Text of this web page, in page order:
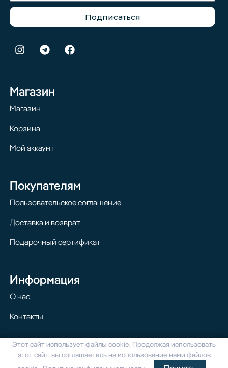
Подписаться
Магазин
Магазин
Корзина
Мой аккаунт
Покупателям
Пользовательское соглашение
Доставка и возврат
Подарочный сертификат
Информация
О нас
Контакты
© 2024 Homilton. Все права защищены
Этот сайт использует файлы cookie. Продолжая использовать
этот сайт, вы соглашаетесь на использование нами файлов